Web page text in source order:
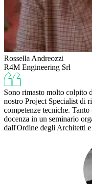
Rossella Andreozzi
R4M Engineering Srl
Sono rimasto molto colpito
nostro Project Specialist di
competenze tecniche.
docenza in un seminario
dall'Ordine degli Architetti